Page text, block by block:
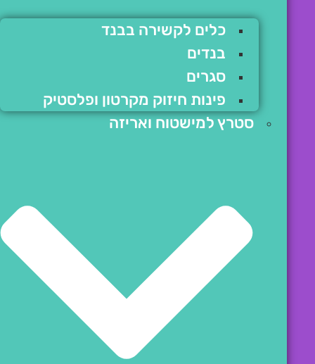
כלים לקשירה בבנד
בנדים
סגרים
פינות חיזוק מקרטון ופלסטיק
סטרץ למישטוח ואריזה